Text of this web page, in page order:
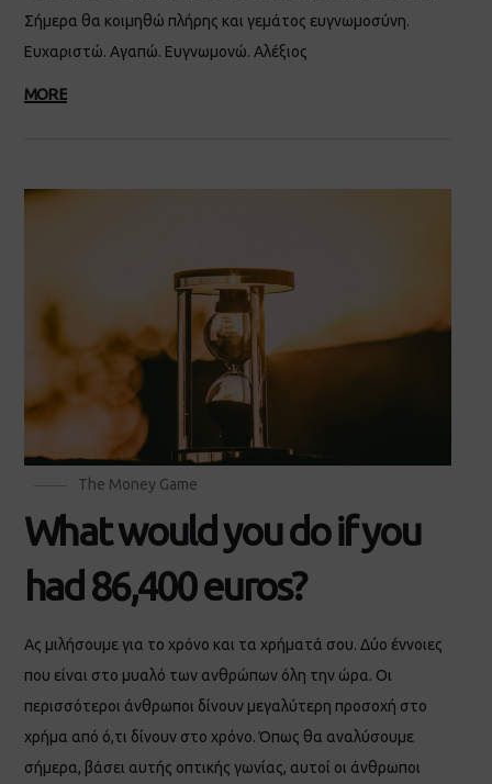
Σήμερα θα κοιμηθώ πλήρης και γεμάτος ευγνωμοσύνη.
Ευχαριστώ. Αγαπώ. Ευγνωμονώ. Αλέξιος
MORE
The Money Game
What would you do if you
had 86,400 euros?
Ας μιλήσουμε για το χρόνο και τα χρήματά σου. Δύο έννοιες
που είναι στο μυαλό των ανθρώπων όλη την ώρα. Οι
περισσότεροι άνθρωποι δίνουν μεγαλύτερη προσοχή στο
χρήμα από ό,τι δίνουν στο χρόνο. Όπως θα αναλύσουμε
σήμερα, βάσει αυτής οπτικής γωνίας, αυτοί οι άνθρωποι